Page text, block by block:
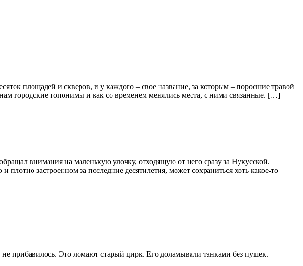
площадей и скверов, и у каждого – свое название, за которым – поросшие травой
городские топонимы и как со временем менялись места, с ними связанные. […]
внимания на маленькую улочку, отходящую от него сразу за Нукусской.
плотно застроенном за последние десятилетия, может сохраниться хоть какое-то
прибавилось. Это ломают старый цирк. Его доламывали танками без пушек.